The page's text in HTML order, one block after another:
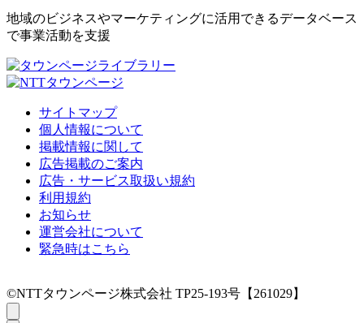
地域のビジネスやマーケティングに活用できるデータベース
で事業活動を支援
サイトマップ
個人情報について
掲載情報に関して
広告掲載のご案内
広告・サービス取扱い規約
利用規約
お知らせ
運営会社について
緊急時はこちら
©NTTタウンページ株式会社 TP25-193号【261029】